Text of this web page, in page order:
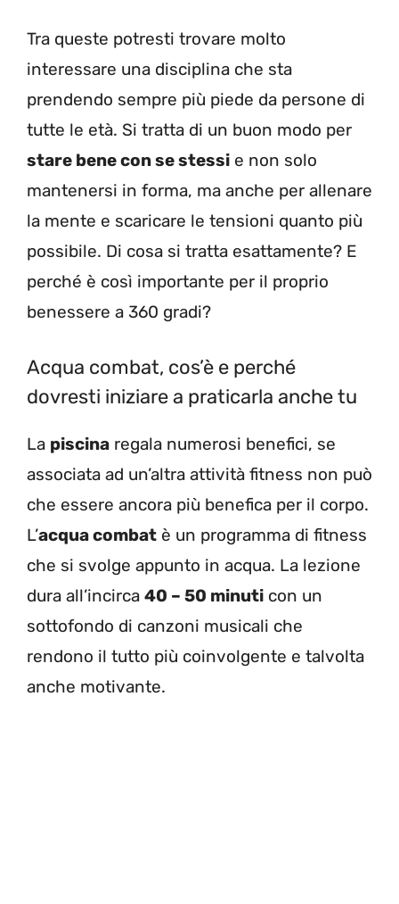
Tra queste potresti trovare molto
interessare una disciplina che sta
prendendo sempre più piede da persone di
tutte le età. Si tratta di un buon modo per
stare bene con se stessi e non solo
mantenersi in forma, ma anche per allenare
la mente e scaricare le tensioni quanto più
possibile. Di cosa si tratta esattamente? E
perché è così importante per il proprio
benessere a 360 gradi?
Acqua combat, cos’è e perché
dovresti iniziare a praticarla anche tu
La piscina regala numerosi benefici, se
associata ad un’altra attività fitness non può
che essere ancora più benefica per il corpo.
L’acqua combat è un programma di fitness
che si svolge appunto in acqua. La lezione
dura all’incirca 40 – 50 minuti con un
sottofondo di canzoni musicali che
rendono il tutto più coinvolgente e talvolta
anche motivante.